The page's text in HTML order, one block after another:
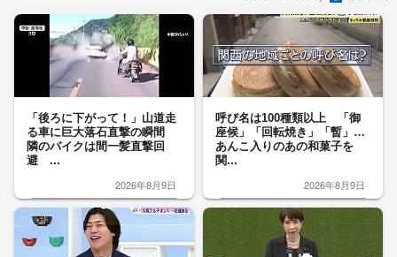
「後ろに下がって！」山道走
る車に巨大落石直撃の瞬間
隣のバイクは間一髪直撃回
避 ...
2026年8月9日
呼び名は100種類以上 「御
座候」「回転焼き」「暫」…
あんこ入りのあの和菓子を
関...
2026年8月9日